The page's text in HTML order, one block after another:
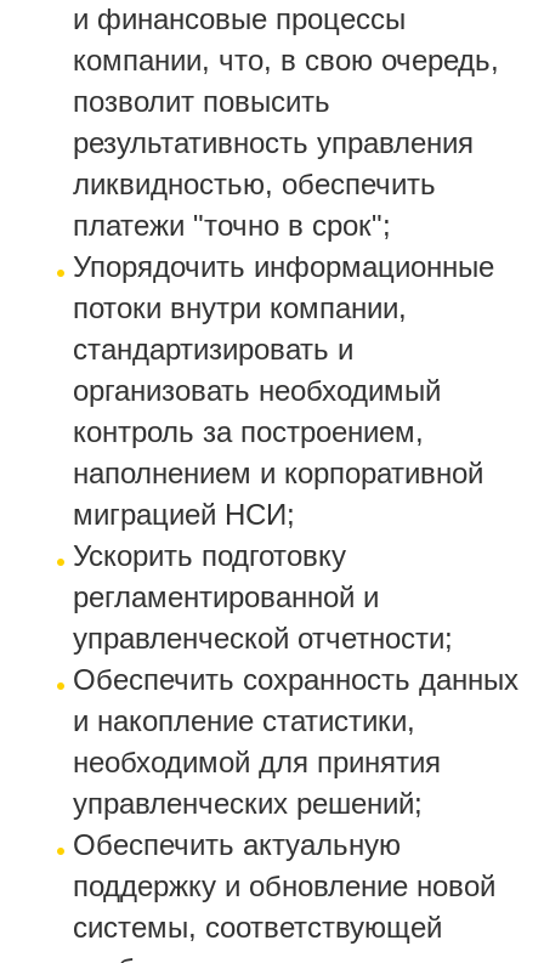
и финансовые процессы
компании, что, в свою очередь,
позволит повысить
результативность управления
ликвидностью, обеспечить
платежи "точно в срок";
Упорядочить информационные
потоки внутри компании,
стандартизировать и
организовать необходимый
контроль за построением,
наполнением и корпоративной
миграцией НСИ;
Ускорить подготовку
регламентированной и
управленческой отчетности;
Обеспечить сохранность данных
и накопление статистики,
необходимой для принятия
управленческих решений;
Обеспечить актуальную
поддержку и обновление новой
системы, соответствующей